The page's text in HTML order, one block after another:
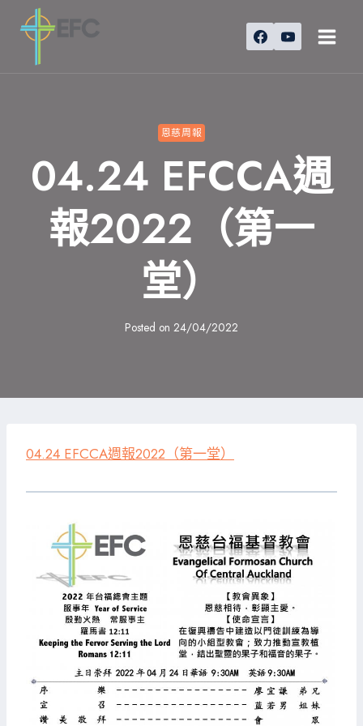
恩慈周報
04.24 EFCCA週
報2022（第一
堂）
Posted on 24/04/2022
04.24 EFCCA週報2022（第一堂）